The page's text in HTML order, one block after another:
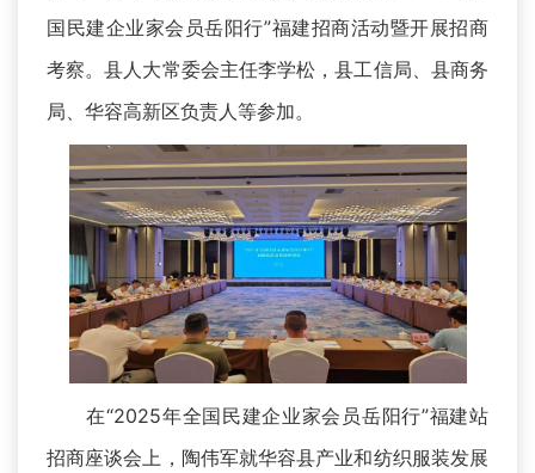
国民建企业家会员岳阳行”福建招商活动暨开展招商
考察。县人大常委会主任李学松，县工信局、县商务
局、华容高新区负责人等参加。
在“2025年全国民建企业家会员岳阳行”福建站
招商座谈会上，陶伟军就华容县产业和纺织服装发展